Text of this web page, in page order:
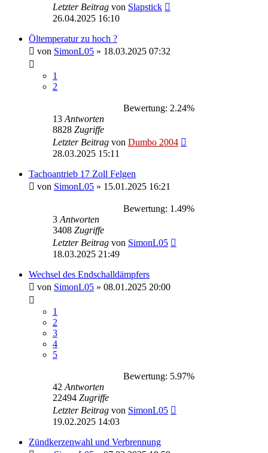
Letzter Beitrag von Slapstick
26.04.2025 16:10
Öltemperatur zu hoch ?
von SimonL05 » 18.03.2025 07:32
1
2
Bewertung: 2.24%
13 Antworten
8828 Zugriffe
Letzter Beitrag von Dumbo 2004
28.03.2025 15:11
Tachoantrieb 17 Zoll Felgen
von SimonL05 » 15.01.2025 16:21
Bewertung: 1.49%
3 Antworten
3408 Zugriffe
Letzter Beitrag von SimonL05
18.03.2025 21:49
Wechsel des Endschalldämpfers
von SimonL05 » 08.01.2025 20:00
1
2
3
4
5
Bewertung: 5.97%
42 Antworten
22494 Zugriffe
Letzter Beitrag von SimonL05
19.02.2025 14:03
Zündkerzenwahl und Verbrennung